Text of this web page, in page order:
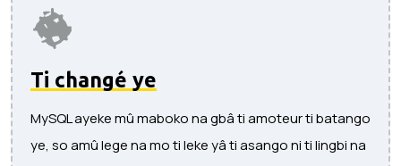
Ti changé ye
MySQL ayeke mû maboko na gbâ ti amoteur ti batango
ye, so amû lege na mo ti leke yâ ti asango ni ti lingbi na